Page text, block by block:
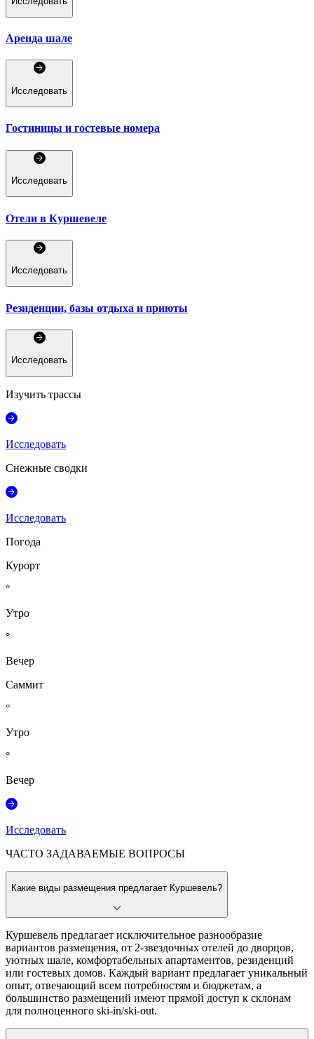
Аренда шале
Исследовать
Гостиницы и гостевые номера
Исследовать
Отели в Куршевеле
Исследовать
Резиденции, базы отдыха и приюты
Исследовать
Изучить трассы
Исследовать
Снежные сводки
Исследовать
Погода
Курорт
°
Утро
°
Вечер
Саммит
°
Утро
°
Вечер
Исследовать
ЧАСТО ЗАДАВАЕМЫЕ ВОПРОСЫ
Какие виды размещения предлагает Куршевель?
Куршевель предлагает исключительное разнообразие
вариантов размещения, от 2-звездочных отелей до дворцов,
уютных шале, комфортабельных апартаментов, резиденций
или гостевых домов. Каждый вариант предлагает уникальный
опыт, отвечающий всем потребностям и бюджетам, а
большинство размещений имеют прямой доступ к склонам
для полноценного ski-in/ski-out.